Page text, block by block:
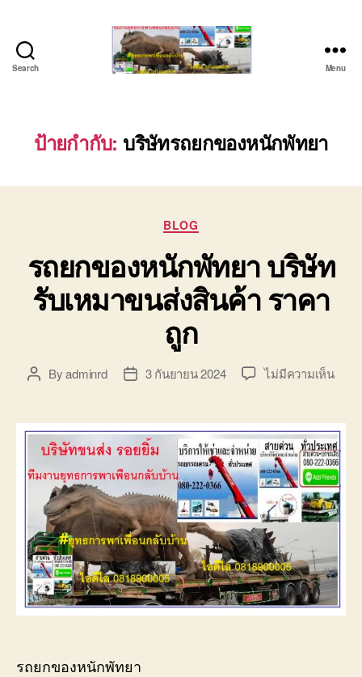
Search
เครื่องจักร
ระยอง
(บริษัท
พาณิชย์
บริการ
รถยก
รถ
รับจ้าง
ใน
เขต
บ่อ
วิน
0818900005
Menu
ป้ายกำกับ: บริษัทรถยกของหนักพัทยา
Categories
BLOG
รถยกของหนักพัทยา บริษัท
รับเหมาขนส่งสินค้า ราคา
ถูก
PostByadminrd
Post3 กันยายน 2024 ไม่มีความเห็นบน
ของ
หนัก
พัทยา
บริษั
รับ
เหมา
ราคา
ถูก
รถยกของหนักพัทยา